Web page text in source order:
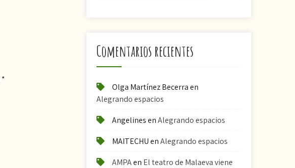
*
Comentarios recientes
Olga Martínez Becerraen
Alegrando espacios
AngelinesenAlegrando espacios
MAITECHUenAlegrando espacios
AMPAen El teatro de Malaeva viene